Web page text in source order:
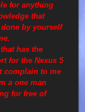
for anything
that
by yourself
has the
for the Nexus 5
complain to me
a one man
for free of